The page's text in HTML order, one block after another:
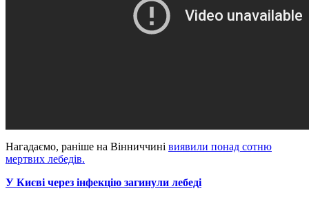
Нагадаємо, раніше на Вінниччині виявили понад сотню
мертвих лебедів.
У Києві через інфекцію загинули лебеді